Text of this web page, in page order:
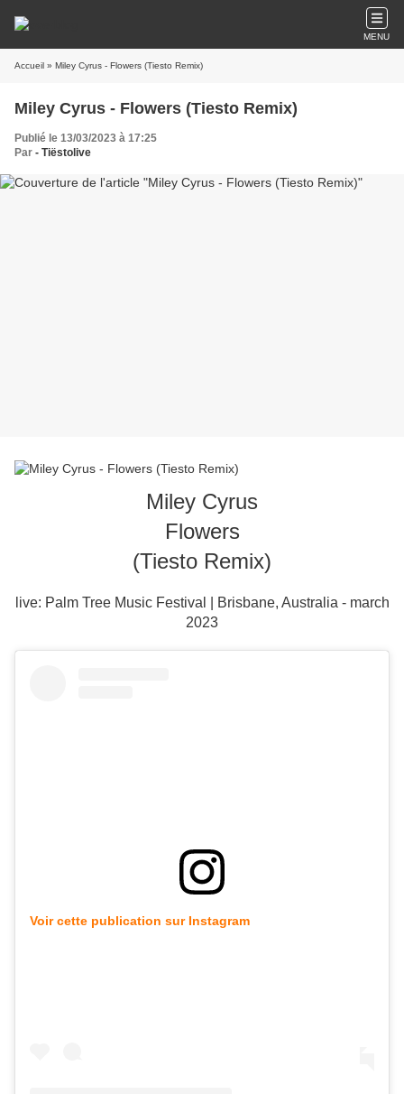
MENU
Accueil » Miley Cyrus - Flowers (Tiesto Remix)
Miley Cyrus - Flowers (Tiesto Remix)
Publié le 13/03/2023 à 17:25
Par - Tiëstolive
Miley Cyrus
Flowers
(Tiesto Remix)
live: Palm Tree Music Festival | Brisbane, Australia - march
2023
Voir cette publication sur Instagram